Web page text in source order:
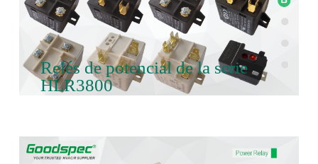
Relés de potencial de la serie
HLR3800